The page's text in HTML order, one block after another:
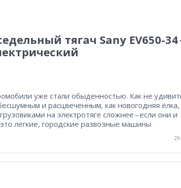
тягач Sany EV650-34
уже стали обыденностью. Как не
и расцвеченным, как новогодняя ёлка,
на электротяге сложнее – если они и
легкие, городские развозные машины